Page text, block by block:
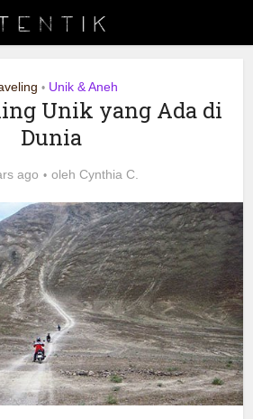
• Unik & Aneh
Unik yang Ada di
Dunia
ago oleh Cynthia C.